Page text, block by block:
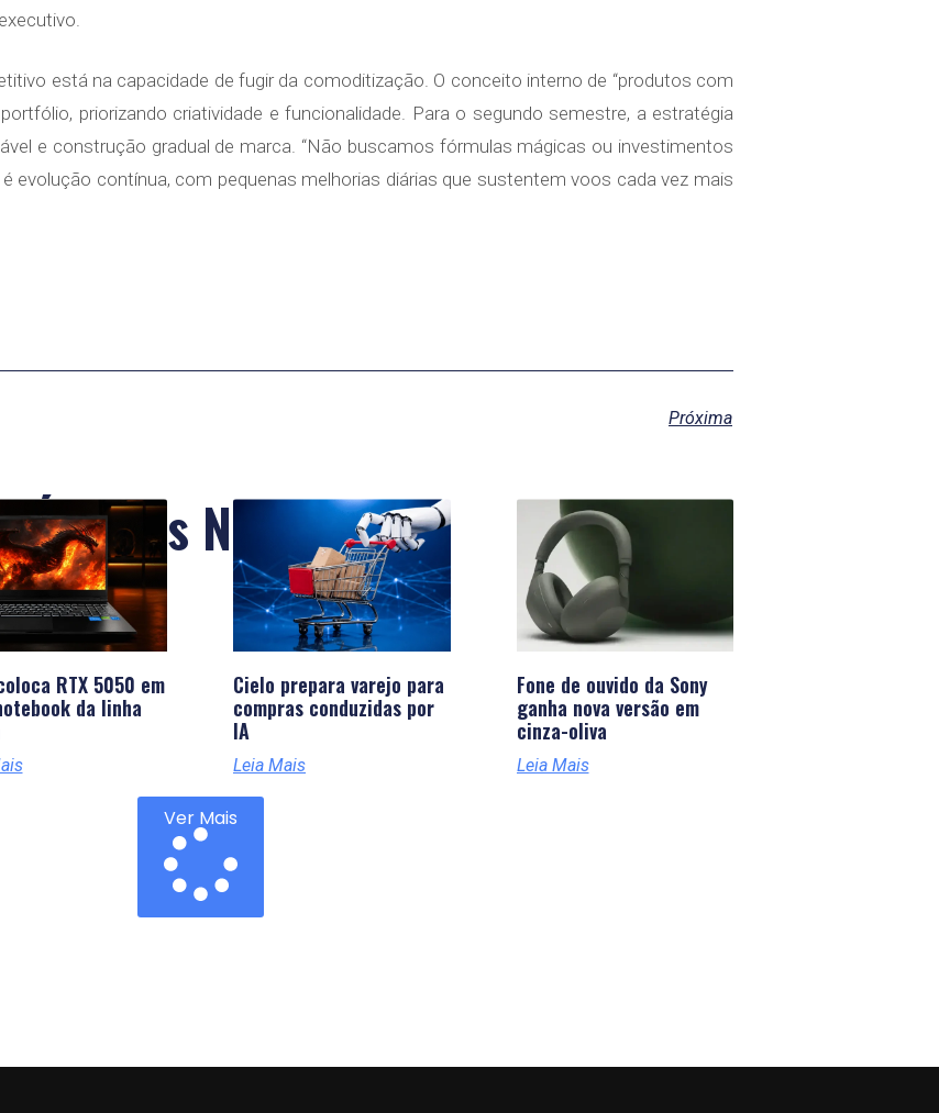
está na capacidade de fugir da comoditização. O conceito interno de “produtos com
priorizando criatividade e funcionalidade. Para o segundo semestre, a estratégia
e construção gradual de marca. “Não buscamos fórmulas mágicas ou investimentos
evolução contínua, com pequenas melhorias diárias que sustentem voos cada vez mais
Próxima
Últimas Notícias
RTX 5050 em
da linha
Cielo prepara varejo para
compras conduzidas por
IA
Leia Mais
Fone de ouvido da Sony
ganha nova versão em
cinza-oliva
Leia Mais
Ver Mais